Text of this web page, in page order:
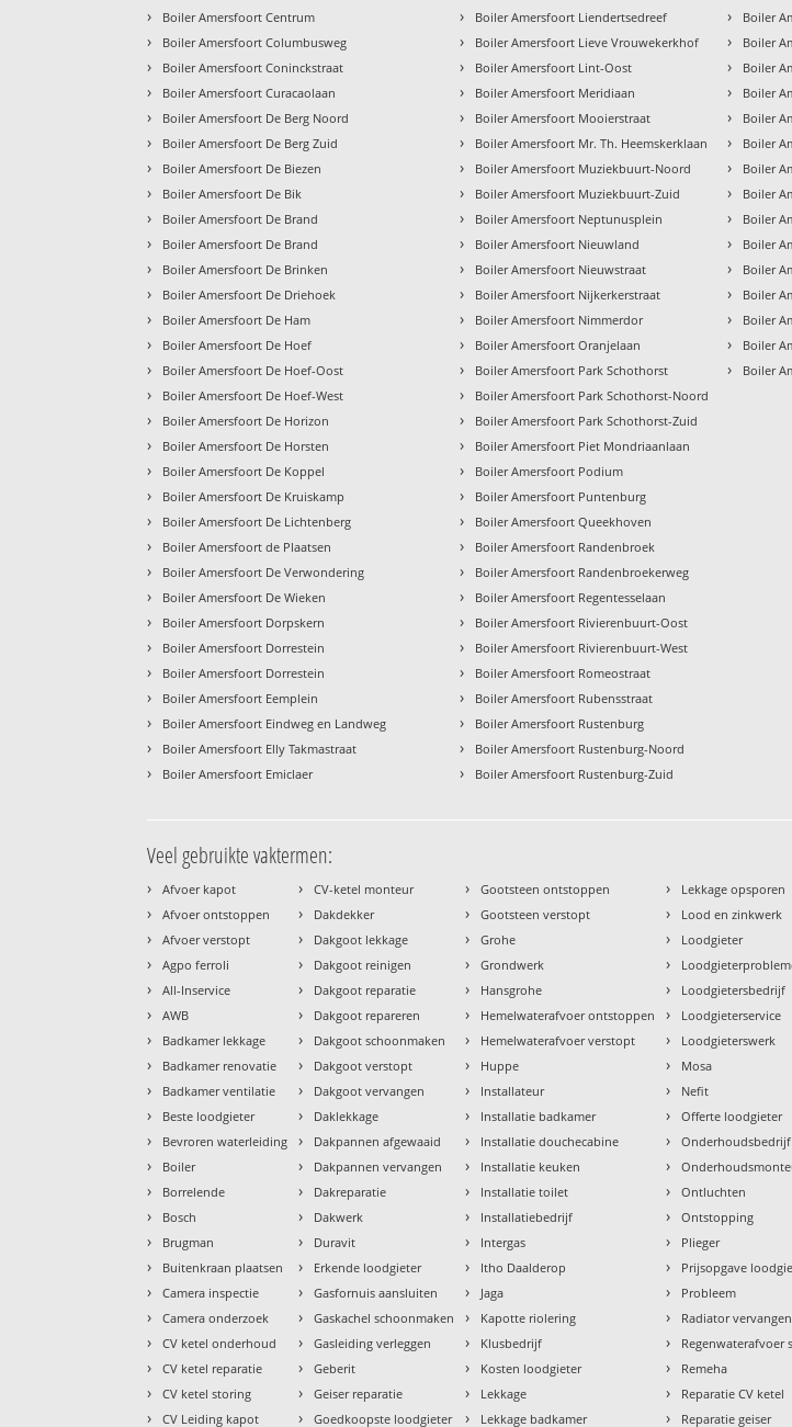
› Boiler Amersfoort Centrum
› Boiler Amersfoort Columbusweg
› Boiler Amersfoort Coninckstraat
› Boiler Amersfoort Curacaolaan
› Boiler Amersfoort De Berg Noord
› Boiler Amersfoort De Berg Zuid
› Boiler Amersfoort De Biezen
› Boiler Amersfoort De Bik
› Boiler Amersfoort De Brand
› Boiler Amersfoort De Brand
› Boiler Amersfoort De Brinken
› Boiler Amersfoort De Driehoek
› Boiler Amersfoort De Ham
› Boiler Amersfoort De Hoef
› Boiler Amersfoort De Hoef-Oost
› Boiler Amersfoort De Hoef-West
› Boiler Amersfoort De Horizon
› Boiler Amersfoort De Horsten
› Boiler Amersfoort De Koppel
› Boiler Amersfoort De Kruiskamp
› Boiler Amersfoort De Lichtenberg
› Boiler Amersfoort de Plaatsen
› Boiler Amersfoort De Verwondering
› Boiler Amersfoort De Wieken
› Boiler Amersfoort Dorpskern
› Boiler Amersfoort Dorrestein
› Boiler Amersfoort Dorrestein
› Boiler Amersfoort Eemplein
› Boiler Amersfoort Eindweg en Landweg
› Boiler Amersfoort Elly Takmastraat
› Boiler Amersfoort Emiclaer
› Boiler Amersfoort Liendertsedreef
› Boiler Amersfoort Lieve Vrouwekerkhof
› Boiler Amersfoort Lint-Oost
› Boiler Amersfoort Meridiaan
› Boiler Amersfoort Mooierstraat
› Boiler Amersfoort Mr. Th. Heemskerklaan
› Boiler Amersfoort Muziekbuurt-Noord
› Boiler Amersfoort Muziekbuurt-Zuid
› Boiler Amersfoort Neptunusplein
› Boiler Amersfoort Nieuwland
› Boiler Amersfoort Nieuwstraat
› Boiler Amersfoort Nijkerkerstraat
› Boiler Amersfoort Nimmerdor
› Boiler Amersfoort Oranjelaan
› Boiler Amersfoort Park Schothorst
› Boiler Amersfoort Park Schothorst-Noord
› Boiler Amersfoort Park Schothorst-Zuid
› Boiler Amersfoort Piet Mondriaanlaan
› Boiler Amersfoort Podium
› Boiler Amersfoort Puntenburg
› Boiler Amersfoort Queekhoven
› Boiler Amersfoort Randenbroek
› Boiler Amersfoort Randenbroekerweg
› Boiler Amersfoort Regentesselaan
› Boiler Amersfoort Rivierenbuurt-Oost
› Boiler Amersfoort Rivierenbuurt-West
› Boiler Amersfoort Romeostraat
› Boiler Amersfoort Rubensstraat
› Boiler Amersfoort Rustenburg
› Boiler Amersfoort Rustenburg-Noord
› Boiler Amersfoort Rustenburg-Zuid
› Boiler
› Boiler
› Boiler
› Boiler
› Boiler
› Boiler
› Boiler
› Boiler
› Boiler
› Boiler
› Boiler
› Boiler
› Boiler
› Boiler
› Boiler
Veel gebruikte vaktermen:
› Afvoer kapot
› Afvoer ontstoppen
› Afvoer verstopt
› Agpo ferroli
› All-Inservice
› AWB
› Badkamer lekkage
› Badkamer renovatie
› Badkamer ventilatie
› Beste loodgieter
› Bevroren waterleiding
› Boiler
› Borrelende
› Bosch
› Brugman
› Buitenkraan plaatsen
› Camera inspectie
› Camera onderzoek
› CV ketel onderhoud
› CV ketel reparatie
› CV ketel storing
› CV Leiding kapot
› CV-ketel monteur
› Dakdekker
› Dakgoot lekkage
› Dakgoot reinigen
› Dakgoot reparatie
› Dakgoot repareren
› Dakgoot schoonmaken
› Dakgoot verstopt
› Dakgoot vervangen
› Daklekkage
› Dakpannen afgewaaid
› Dakpannen vervangen
› Dakreparatie
› Dakwerk
› Duravit
› Erkende loodgieter
› Gasfornuis aansluiten
› Gaskachel schoonmaken
› Gasleiding verleggen
› Geberit
› Geiser reparatie
› Goedkoopste loodgieter
› Gootsteen ontstoppen
› Gootsteen verstopt
› Grohe
› Grondwerk
› Hansgrohe
› Hemelwaterafvoer ontstoppen
› Hemelwaterafvoer verstopt
› Huppe
› Installateur
› Installatie badkamer
› Installatie douchecabine
› Installatie keuken
› Installatie toilet
› Installatiebedrijf
› Intergas
› Itho Daalderop
› Jaga
› Kapotte riolering
› Klusbedrijf
› Kosten loodgieter
› Lekkage
› Lekkage badkamer
› Lekkage opsporen
› Lood en zinkwerk
› Loodgieter
›
› Loodgietersbedrijf
› Loodgieterservice
› Loodgieterswerk
› Mosa
› Nefit
› Offerte loodgieter
› Onderhoudsbedrijf
›
› Ontluchten
› Ontstopping
› Plieger
› Prijsopgave
› Probleem
› Radiator vervangen
› Regenwaterafvoer
› Remeha
› Reparatie CV ketel
› Reparatie geiser